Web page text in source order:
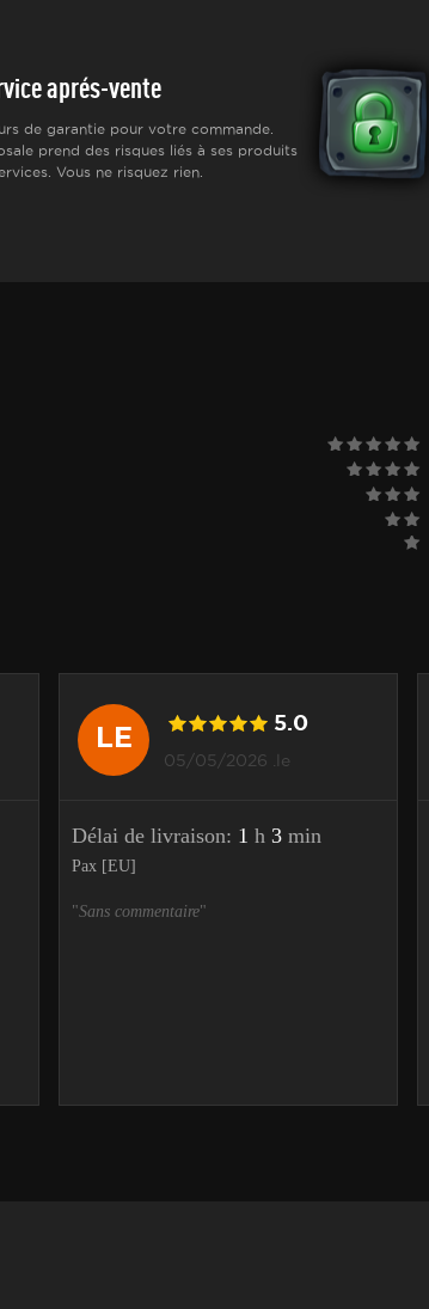
aprés-vente
de garantie pour votre commande.
prend des risques liés à ses produits
Vous ne risquez rien.
LE 5.0
05/05/2026 .le
Délai de livraison: 1 h 3 min
Pax [EU]
"Sans commentaire"